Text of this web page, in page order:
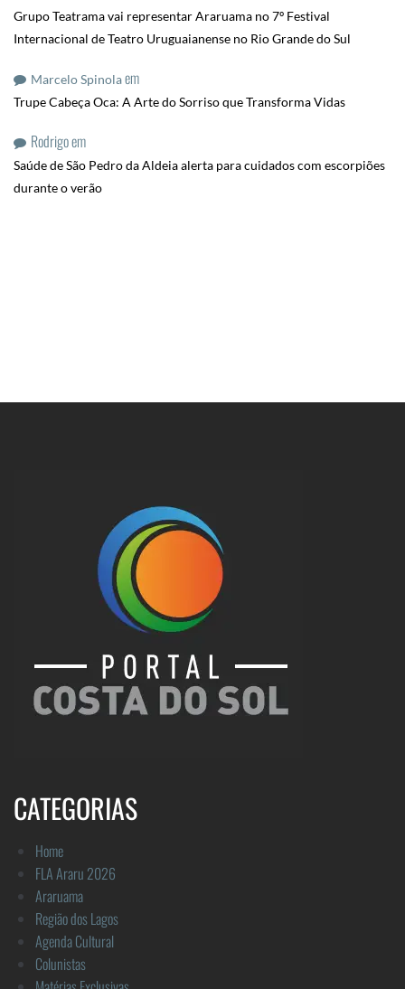
Grupo Teatrama vai representar Araruama no 7º Festival
Internacional de Teatro Uruguaianense no Rio Grande do Sul
Marcelo Spinolaem
Trupe Cabeça Oca: A Arte do Sorriso que Transforma Vidas
Rodrigoem
Saúde de São Pedro da Aldeia alerta para cuidados com escorpiões
durante o verão
CATEGORIAS
Home
FLA Araru 2026
Araruama
Região dos Lagos
Agenda Cultural
Colunistas